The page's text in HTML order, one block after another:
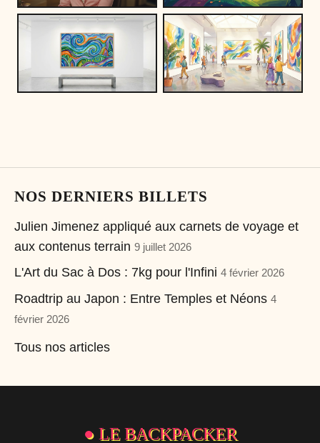
NOS DERNIERS BILLETS
Julien Jimenez appliqué aux carnets de voyage et
aux contenus terrain 9 juillet 2026
L'Art du Sac à Dos : 7kg pour l'Infini 4 février 2026
Roadtrip au Japon : Entre Temples et Néons 4
février 2026
Tous nos articles
●LE BACKPACKER